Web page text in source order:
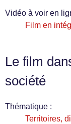
Vidéo à voir en
Film en
Le film
société
Thématique :
Territoires,